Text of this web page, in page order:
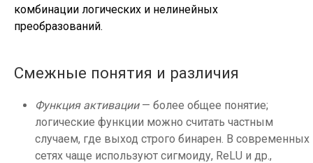
комбинации логических и нелинейных
преобразований.
Смежные понятия и различия
Функция активации— более общее понятие;
логические функции можно считать частным
случаем, где выход строго бинарен. В современных
сетях чаще используют сигмоиду, ReLU и др.,